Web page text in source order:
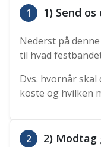
1 1) Send
Nederst på
til hvad
Dvs. hvornår skal
koste og hvilken
2 2)